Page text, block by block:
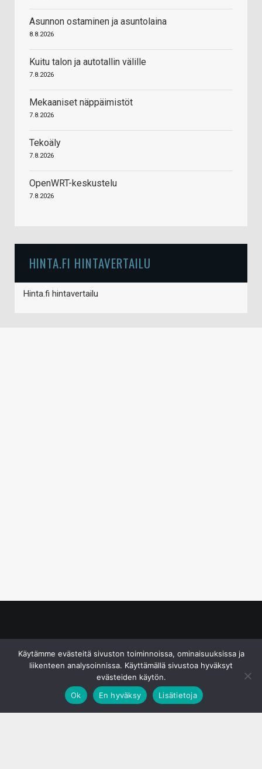
Asunnon ostaminen ja asuntolaina
8.8.2026
Kuitu talon ja autotallin välille
7.8.2026
Mekaaniset näppäimistöt
7.8.2026
Tekoäly
7.8.2026
OpenWRT-keskustelu
7.8.2026
HINTA.FI HINTAVERTAILU
Hinta.fi hintavertailu
Käytämme evästeitä sivuston toiminnoissa, ominaisuuksissa ja
liikenteen analysoinnissa. Käyttämällä sivustoa hyväksyt
evästeiden käytön.
Ok
En hyväksy Lisätietoja